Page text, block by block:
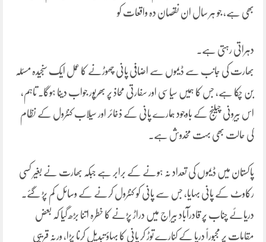
بھی ہے، جو ہر سال ان نقصان دہ واقعات کو
دہراتی رہتی ہے۔
بھارت کی جانب سے ڈیموں سے اضافی پانی چھوڑنے کا عمل ایک سنجیدہ مسئلہ
بن چکا ہے، جس کا ہمیں سیاسی اور سفارتی محاذ پر بھرپور جواب دینا ہوگا۔ تاہم،
اس بیرونی چیلنج کے باوجود ہمارے پانی کے ذخائر اور سیلاب کنٹرول کے نظام
کی حالت بھی بہت مخدوش ہے۔
پاکستان میں ڈیموں کی تعداد نہ ہونے کے برابر ہے جبکہ بھارت نے بغیر کسی
رکاوٹ کے پانی بہایا، جس سے پانی کو کنٹرول کرنے کے وسائل کم پڑ گئے۔
دریائے چناب پر قادرآباد بیراج میں دراڑ پڑنے کا خطرہ اتنا بڑھ گیا کہ بعض
مقامات پر مجبوراً دریا کے کنارے توڑ کر پانی کا بہاؤ تبدیل کرنا پڑا، ورنہ قریبی